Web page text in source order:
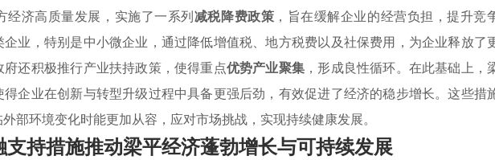
经济高质量发展，实施了一系列减税降费政策 ，旨在缓解企业的经营负担，提升竞
业，特别是中小微企业，通过降低增值税、地方税费以及社保费用，为企业释放了
还积极推行产业扶持政策，使得重点优势产业聚集 ，形成良性循环。在此基础上，
企业在创新与转型升级过程中具备更强后劲，有效促进了经济的稳步增长。这些措
部环境变化时能更加从容，应对市场挑战，实现持续健康发展。
支持措施推动梁平经济蓬勃增长与可持续发展